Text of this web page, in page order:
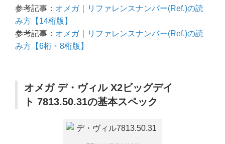
参考記事： オメガ｜リファレンスナンバー(Ref.)の読
み方【14桁版】
参考記事： オメガ｜リファレンスナンバー(Ref.)の読
み方【6桁・8桁版】
オメガ デ・ヴィル X2ビッグデイ
ト 7813.50.31の基本スペック